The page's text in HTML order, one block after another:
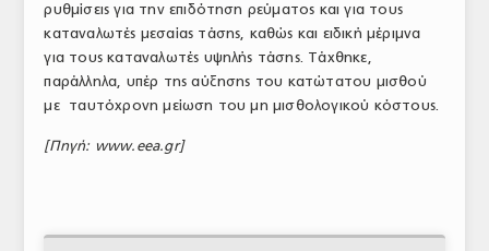
ρυθμίσεις για την επιδότηση ρεύματος και για τους
καταναλωτές μεσαίας τάσης, καθώς και ειδική μέριμνα
για τους καταναλωτές υψηλής τάσης. Τάχθηκε,
παράλληλα, υπέρ της αύξησης του κατώτατου μισθού
με ταυτόχρονη μείωση του μη μισθολογικού κόστους.
[Πηγή: www.eea.gr]